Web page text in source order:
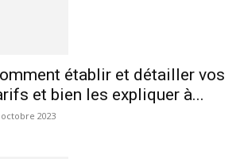
établir et détailler vos
et bien les expliquer à...
octobre 2023